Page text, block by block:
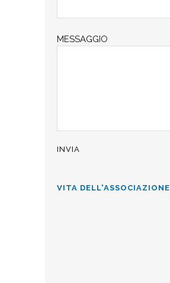
MESSAGGIO
VITA DELL'ASSOCIAZIONE